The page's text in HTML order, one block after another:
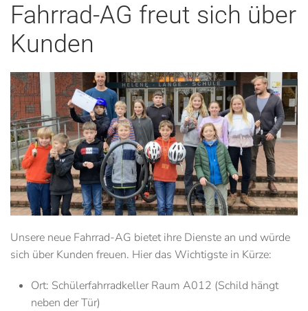
Fahrrad-AG freut sich über
Kunden
Unsere neue Fahrrad-AG bietet ihre Dienste an und würde
sich über Kunden freuen. Hier das Wichtigste in Kürze:
Ort: Schülerfahrradkeller Raum A012 (Schild hängt
neben der Tür)